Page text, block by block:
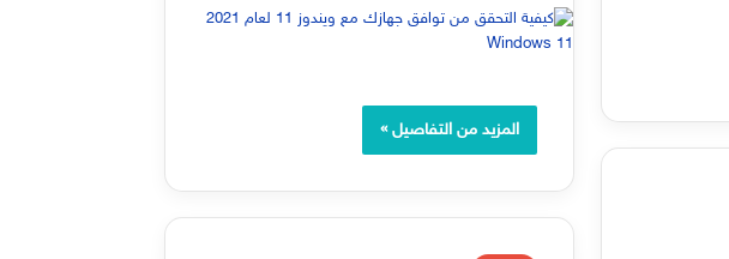
المزيد من التفاصيل »